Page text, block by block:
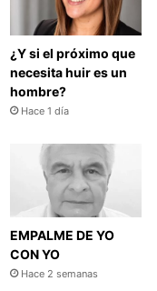
¿Y si el próximo que
necesita huir es un
hombre?
Hace 1 día
EMPALME DE YO
CON YO
Hace 2 semanas